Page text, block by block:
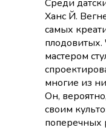
Среди
Ханс Й.
самых
мастером
многие из
Он,
своим
поперечных